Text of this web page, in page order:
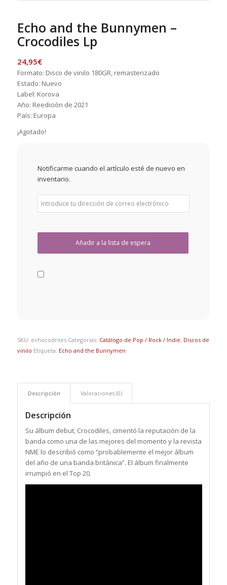
Echo and the Bunnymen –
Crocodiles Lp
24,95€
Formato: Disco de vinilo 180GR, remasterizado
Estado: Nuevo
Label: Korova
Año: Reedición de 2021
País: Europa
¡Agotado!
Notificarme cuando el artículo esté de nuevo en
inventario.
SKU: echocodriles Categorías: Catálogo de Pop / Rock / Indie, Discos de
vinilo Etiqueta: Echo and the Bunnymen
Descripción Valoraciones (0)
Descripción
Su álbum debut; Crocodiles, cimentó la reputación de la
banda como una de las mejores del momento y la revista
NME lo describió como “probablemente el mejor álbum
del año de una banda británica”. El álbum finalmente
irrumpió en el Top 20.